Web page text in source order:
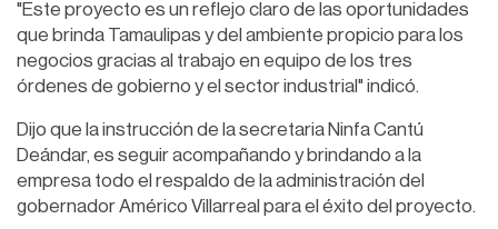
"Este proyecto es un reflejo claro de las oportunidades
que brinda Tamaulipas y del ambiente propicio para los
negocios gracias al trabajo en equipo de los tres
órdenes de gobierno y el sector industrial" indicó.
Dijo que la instrucción de la secretaria Ninfa Cantú
Deándar, es seguir acompañando y brindando a la
empresa todo el respaldo de la administración del
gobernador Américo Villarreal para el éxito del proyecto.